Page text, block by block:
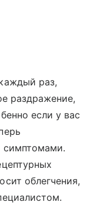
раз,
раздражение,
если у вас
симптомами.
облегчения,